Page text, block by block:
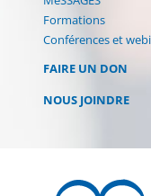
Formations
Conférences et
FAIRE UN DON
NOUS JOINDRE